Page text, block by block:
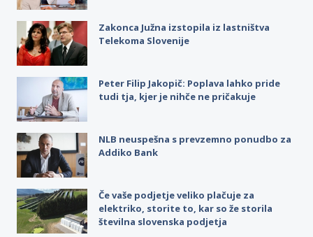
Zakonca Južna izstopila iz lastništva
Telekoma Slovenije
Peter Filip Jakopič: Poplava lahko pride
tudi tja, kjer je nihče ne pričakuje
NLB neuspešna s prevzemno ponudbo za
Addiko Bank
Če vaše podjetje veliko plačuje za
elektriko, storite to, kar so že storila
številna slovenska podjetja